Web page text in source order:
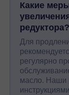
Какие
редуктора?
Для
регулярно
масло. Наши